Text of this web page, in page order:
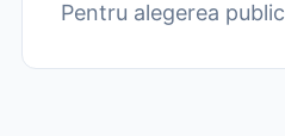
Pentru alegerea